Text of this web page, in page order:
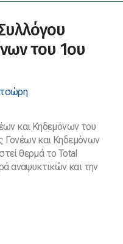
του 1ου
και Κηδεμόνων του
και Κηδεμόνων
θερμά το Total
αναψυκτικών και την